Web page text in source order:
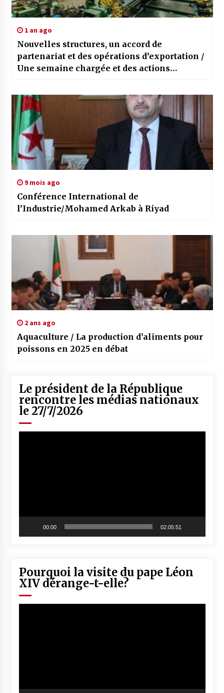
1 an ago
Nouvelles structures, un accord de
partenariat et des opérations d’exportation /
Une semaine chargée et des actions
9 mois ago
Conférence International de
l’Industrie/Mohamed Arkab à Riyad
2 ans ago
Aquaculture / La production d’aliments pour
poissons en 2025 en débat
Le président de la République
rencontre les médias nationaux
le 27/7/2026
00:00 02:05:51
Pourquoi la visite du pape Léon
XIV dérange-t-elle?